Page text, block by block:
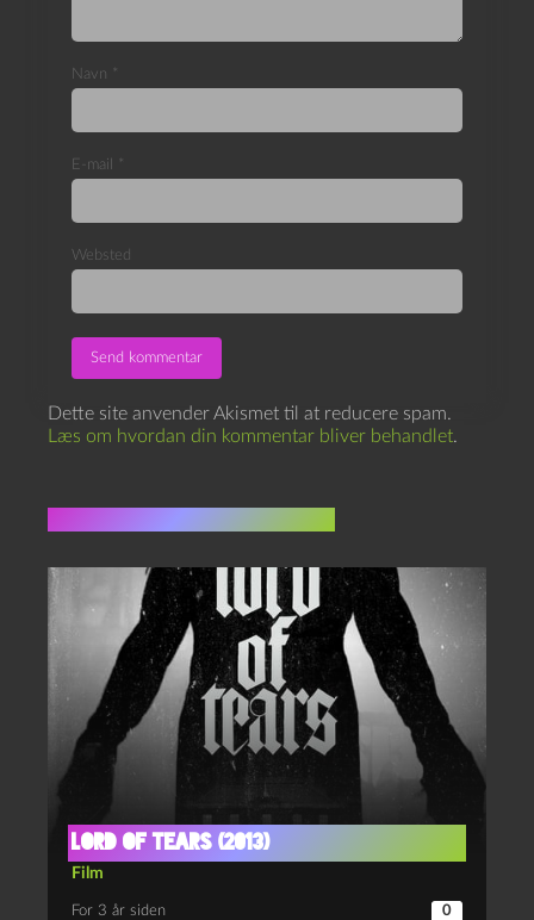
Navn *
E-mail *
Websted
Dette site anvender Akismet til at reducere spam.
Læs om hvordan din kommentar bliver behandlet.
Lord of tears (2013)
Film
For 3 år siden 0